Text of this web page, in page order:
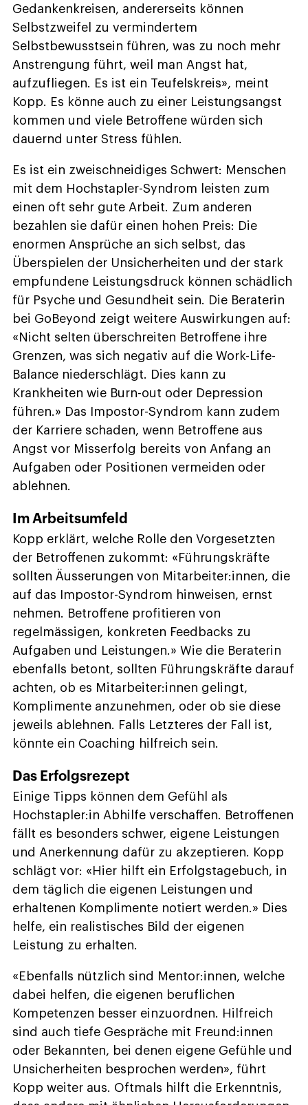
Gedankenkreisen, andererseits können
Selbstzweifel zu vermindertem
Selbstbewusstsein führen, was zu noch mehr
Anstrengung führt, weil man Angst hat,
aufzufliegen. Es ist ein Teufelskreis», meint
Kopp. Es könne auch zu einer Leistungsangst
kommen und viele Betroffene würden sich
dauernd unter Stress fühlen.
Es ist ein zweischneidiges Schwert: Menschen
mit dem Hochstapler-Syndrom leisten zum
einen oft sehr gute Arbeit. Zum anderen
bezahlen sie dafür einen hohen Preis: Die
enormen Ansprüche an sich selbst, das
Überspielen der Unsicherheiten und der stark
empfundene Leistungsdruck können schädlich
für Psyche und Gesundheit sein. Die Beraterin
bei GoBeyond zeigt weitere Auswirkungen auf:
«Nicht selten überschreiten Betroffene ihre
Grenzen, was sich negativ auf die Work-Life-
Balance niederschlägt. Dies kann zu
Krankheiten wie Burn-out oder Depression
führen.» Das Impostor-Syndrom kann zudem
der Karriere schaden, wenn Betroffene aus
Angst vor Misserfolg bereits von Anfang an
Aufgaben oder Positionen vermeiden oder
ablehnen.
Im Arbeitsumfeld
Kopp erklärt, welche Rolle den Vorgesetzten
der Betroffenen zukommt: «Führungskräfte
sollten Äusserungen von Mitarbeiter:innen, die
auf das Impostor-Syndrom hinweisen, ernst
nehmen. Betroffene profitieren von
regelmässigen, konkreten Feedbacks zu
Aufgaben und Leistungen.» Wie die Beraterin
ebenfalls betont, sollten Führungskräfte darauf
achten, ob es Mitarbeiter:innen gelingt,
Komplimente anzunehmen, oder ob sie diese
jeweils ablehnen. Falls Letzteres der Fall ist,
könnte ein Coaching hilfreich sein.
Das Erfolgsrezept
Einige Tipps können dem Gefühl als
Hochstapler:in Abhilfe verschaffen. Betroffenen
fällt es besonders schwer, eigene Leistungen
und Anerkennung dafür zu akzeptieren. Kopp
schlägt vor: «Hier hilft ein Erfolgstagebuch, in
dem täglich die eigenen Leistungen und
erhaltenen Komplimente notiert werden.» Dies
helfe, ein realistisches Bild der eigenen
Leistung zu erhalten.
«Ebenfalls nützlich sind Mentor:innen, welche
dabei helfen, die eigenen beruflichen
Kompetenzen besser einzuordnen. Hilfreich
sind auch tiefe Gespräche mit Freund:innen
oder Bekannten, bei denen eigene Gefühle und
Unsicherheiten besprochen werden», führt
Kopp weiter aus. Oftmals hilft die Erkenntnis,